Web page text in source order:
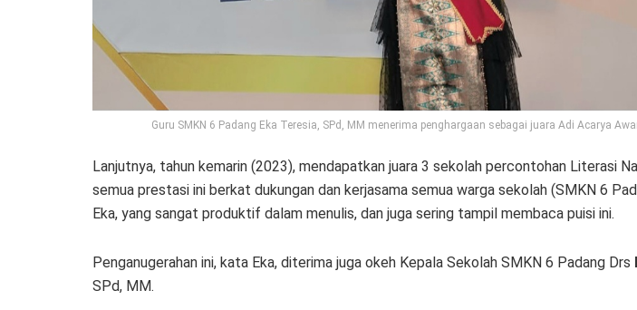
Guru SMKN 6 Padang Eka Teresia, SPd, MM menerima penghargaan sebagai juara Adi Acarya
Lanjutnya, tahun kemarin (2023), mendapatkan juara 3 sekolah percontohan Literasi
semua prestasi ini berkat dukungan dan kerjasama semua warga sekolah (SMKN 6
Eka, yang sangat produktif dalam menulis, dan juga sering tampil membaca puisi ini.
Penganugerahan ini, kata Eka, diterima juga okeh Kepala Sekolah SMKN 6 Padang Drs
SPd, MM.